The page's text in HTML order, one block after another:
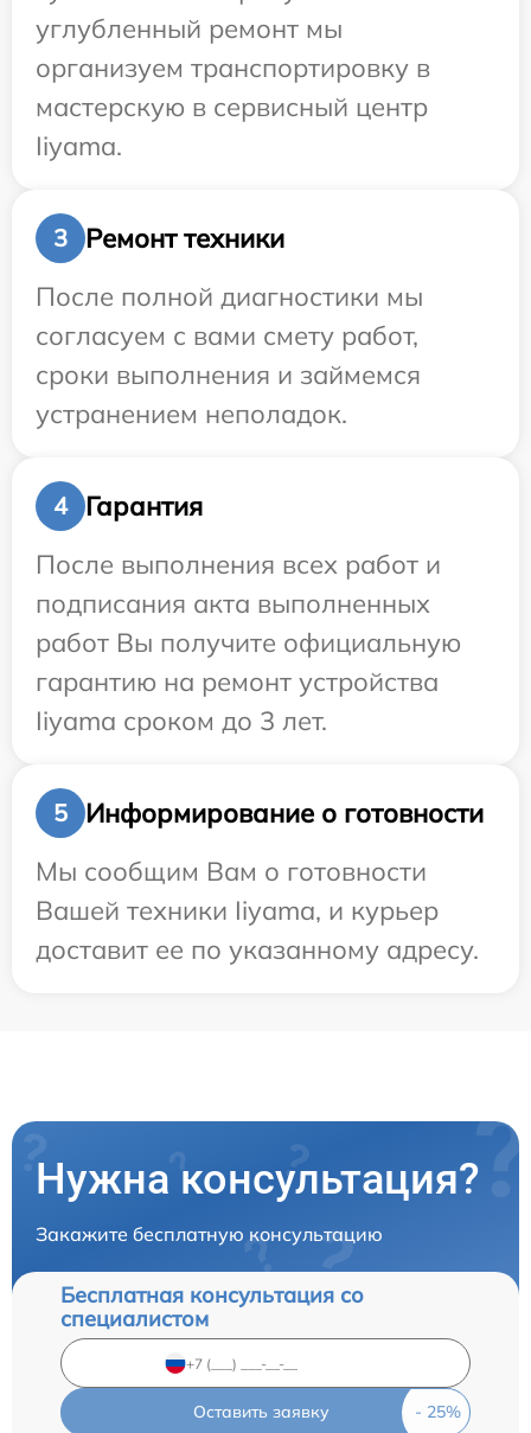
углубленный ремонт мы
организуем транспортировку в
мастерскую в сервисный центр
Iiyama.
3
Ремонт техники
После полной диагностики мы
согласуем с вами смету работ,
сроки выполнения и займемся
устранением неполадок.
4
Гарантия
После выполнения всех работ и
подписания акта выполненных
работ Вы получите официальную
гарантию на ремонт устройства
Iiyama сроком до 3 лет.
5
Информирование о готовности
Мы сообщим Вам о готовности
Вашей техники Iiyama, и курьер
доставит ее по указанному адресу.
Нужна консультация?
Закажите бесплатную консультацию
Бесплатная консультация со
специалистом
Оставить заявку